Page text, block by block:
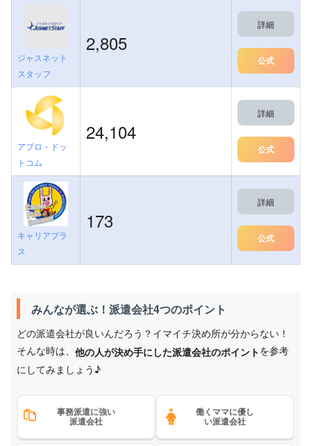
ジャスネット
スタッフ
2,805
詳細
公式
アプロ・ドッ
トコム
24,104
詳細
公式
キャリアプラ
ス
173
詳細
公式
みんなが選ぶ！派遣会社4つのポイント
どの派遣会社が良いんだろう？イマイチ決め所が分からない！
そんな時は、 他の人が決め手にした派遣会社のポイントを参考
にしてみましょう♪
事務派遣に強い
派遣会社
働くママに優し
い派遣会社